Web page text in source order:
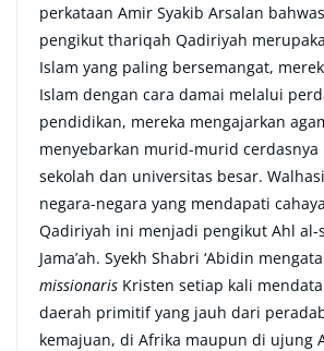
perkataan Amir Syakib Arsalan
pengikut thariqah Qadiriyah
Islam yang paling bersemangat,
Islam dengan cara damai melalui
pendidikan, mereka mengajarkan
menyebarkan murid-murid cerdasnya
sekolah dan universitas besar.
negara-negara yang mendapati
Qadiriyah ini menjadi pengikut Ahl al-
Jama’ah. Syekh Shabri ‘Abidin
missionaris Kristen setiap kali
daerah primitif yang jauh dari
kemajuan, di Afrika maupun di ujung